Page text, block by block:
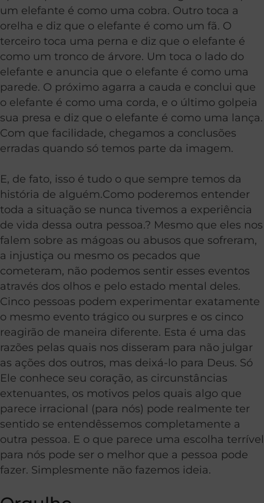
um elefante é como uma cobra. Outro toca a
orelha e diz que o elefante é como um fã. O
terceiro toca uma perna e diz que o elefante é
como um tronco de árvore. Um toca o lado do
elefante e anuncia que o elefante é como uma
parede. O próximo agarra a cauda e conclui que
o elefante é como uma corda, e o último golpeia
sua presa e diz que o elefante é como uma lança.
Com que facilidade, chegamos a conclusões
erradas quando só temos parte da imagem.
E, de fato, isso é tudo o que sempre temos da
história de alguém.Como poderemos entender
toda a situação se nunca tivemos a experiência
de vida dessa outra pessoa.? Mesmo que eles nos
falem sobre as mágoas ou abusos que sofreram,
a injustiça ou mesmo os pecados que
cometeram, não podemos sentir esses eventos
através dos olhos e pelo estado mental deles.
Cinco pessoas podem experimentar exatamente
o mesmo evento trágico ou surpres e os cinco
reagirão de maneira diferente. Esta é uma das
razões pelas quais nos disseram para não julgar
as ações dos outros, mas deixá-lo para Deus. Só
Ele conhece seu coração, as circunstâncias
extenuantes, os motivos pelos quais algo que
parece irracional (para nós) pode realmente ter
sentido se entendêssemos completamente a
outra pessoa. E o que parece uma escolha terrível
para nós pode ser o melhor que a pessoa pode
fazer. Simplesmente não fazemos ideia.